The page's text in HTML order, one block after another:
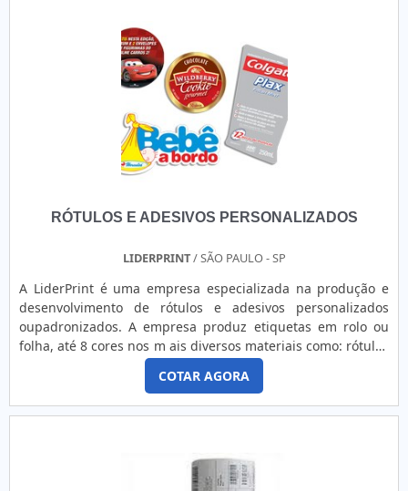
RÓTULOS E ADESIVOS PERSONALIZADOS
LIDERPRINT/ SÃO PAULO - SP
A LiderPrint é uma empresa especializada na produção e
desenvolvimento de rótulos e adesivos personalizados
oupadronizados. A empresa produz etiquetas em rolo ou
folha, até 8 cores nos m ais diversos materiais como: rótulos
e adesivos personalizados, Couchê , Branco Fosco, BOPP
branco, Transparente e Metalizado, Vinil branco e
transparente, polietileno, PVC, entre outros. Com cortes
retos ou especiais de acordo com a vontade do cliente. A
COTAR AGORA